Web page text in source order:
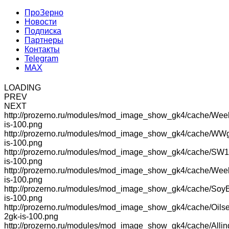
ПроЗерно
Новости
Подписка
Партнеры
Контакты
Telegram
MAX
LOADING
PREV
NEXT
http://prozerno.ru/modules/mod_image_show_gk4/cache/
is-100.png
http://prozerno.ru/modules/mod_image_show_gk4/cache/
is-100.png
http://prozerno.ru/modules/mod_image_show_gk4/cache/
is-100.png
http://prozerno.ru/modules/mod_image_show_gk4/cache/
is-100.png
http://prozerno.ru/modules/mod_image_show_gk4/cache/
is-100.png
http://prozerno.ru/modules/mod_image_show_gk4/cache/
2gk-is-100.png
http://prozerno.ru/modules/mod_image_show_gk4/cache/